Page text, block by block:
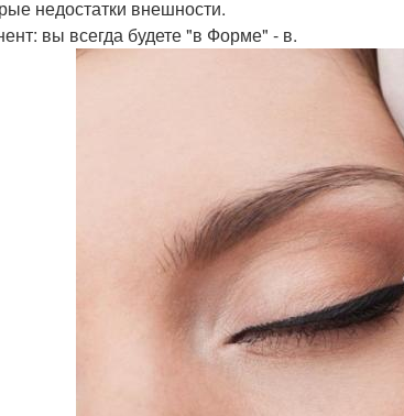
недостатки внешности.
вы всегда будете "в Форме" - в.